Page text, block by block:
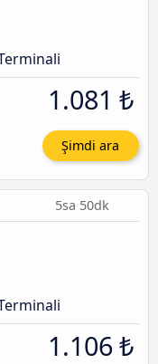
1.081 ₺
Şimdi ara
5sa 50dk
1.106 ₺